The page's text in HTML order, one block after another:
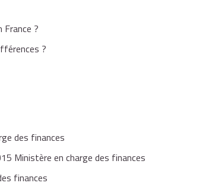
de dépendance, vous ne pouvez pas bénéficier
?
?
des finances
Ministère en charge des finances
finances